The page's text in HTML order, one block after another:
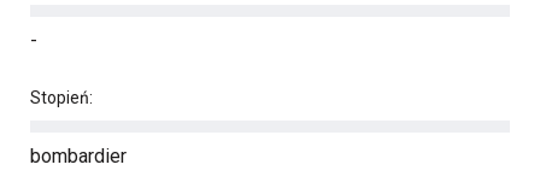
-
Stopień:
bombardier